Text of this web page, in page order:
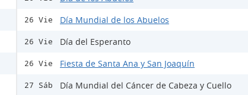
26 Vie Día Mundial de los Abuelos
26 Vie Día del Esperanto
26 Vie Fiesta de Santa Ana y San Joaquín
27 Sáb Día Mundial del Cáncer de Cabeza y Cuello